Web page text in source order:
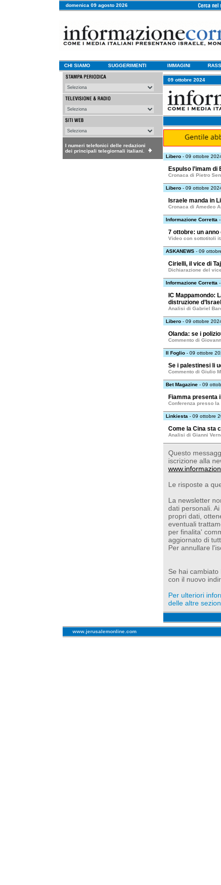
domenica 09 agosto 2026
CHI SIAMO SUGGERIMENTI IMMAGINI
I numeri telefonici delle redazioni
dei principali telegiornali italiani.
09 ottobre 2024
Libero - 09 ottobre
Espulso l’imam
Cronaca di Pietro
Libero - 09 ottobre
Israele manda in
Cronaca di Amedeo
Informazione Corretta
7 ottobre: un anno
Video con sottotitoli
ASKANEWS - 09
Cirielli, il vice di
Dichiarazione del
Informazione Corretta
IC Mappamondo:
distruzione
Analisi di Gabriel
Libero - 09 ottobre
Olanda: se i
Commento di
Il Foglio - 09 ottobre
Se i palestinesi li
Commento di Giulio
Bet Magazine - 09
Fiamma presenta
Conferenza presso
Linkiesta - 09 ottobre
Come la Cina sta
Analisi di Gianni
Questo
iscrizione alla
Le risposte a
La newsletter
dati personali.
propri dati,
eventuali
per finalita'
aggiornato di
Per annullare
Se hai
con il nuovo
Per ulteriori
delle altre
www.jerusalemonline.com